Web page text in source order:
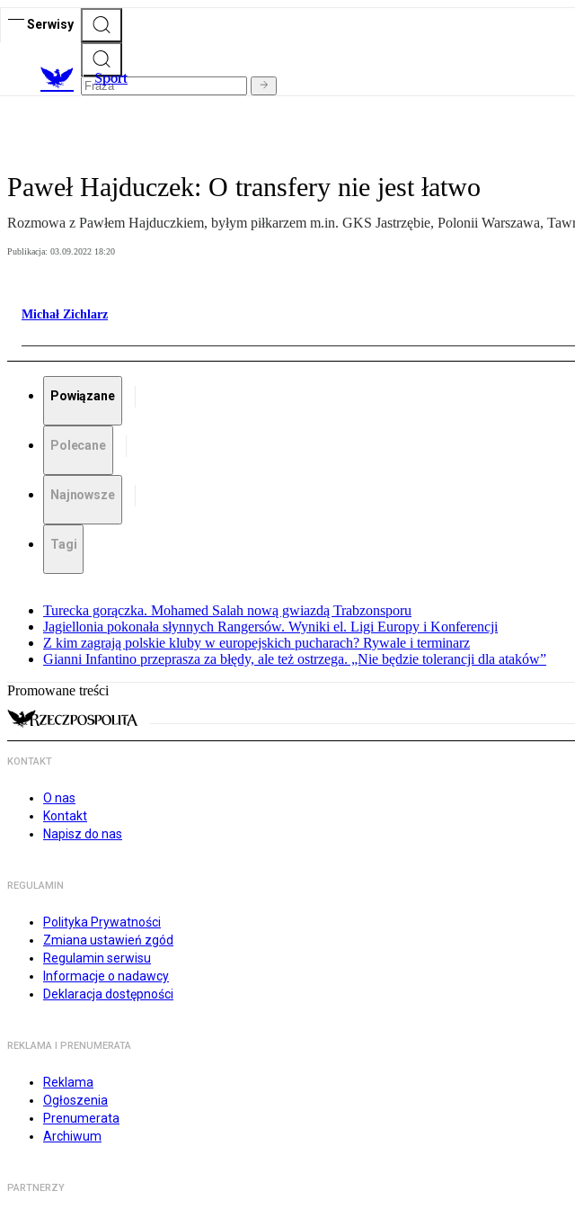
Serwisy
Sport
Paweł Hajduczek: O transfery nie jest łatwo
Rozmowa z Pawłem Hajduczkiem, byłym piłkarzem m.in. GKS Jastrzębie, Polonii Warszawa,
Publikacja: 03.09.2022 18:20
Michał Zichlarz
Powiązane
Polecane
Najnowsze
Tagi
Turecka gorączka. Mohamed Salah nową gwiazdą Trabzonsporu
Jagiellonia pokonała słynnych Rangersów. Wyniki el. Ligi Europy i Konferencji
Z kim zagrają polskie kluby w europejskich pucharach? Rywale i terminarz
Gianni Infantino przeprasza za błędy, ale też ostrzega. „Nie będzie tolerancji dla ataków”
Promowane treści
KONTAKT
O nas
Kontakt
Napisz do nas
REGULAMIN
Polityka Prywatności
Zmiana ustawień zgód
Regulamin serwisu
Informacje o nadawcy
Deklaracja dostępności
REKLAMA I PRENUMERATA
Reklama
Ogłoszenia
Prenumerata
Archiwum
PARTNERZY